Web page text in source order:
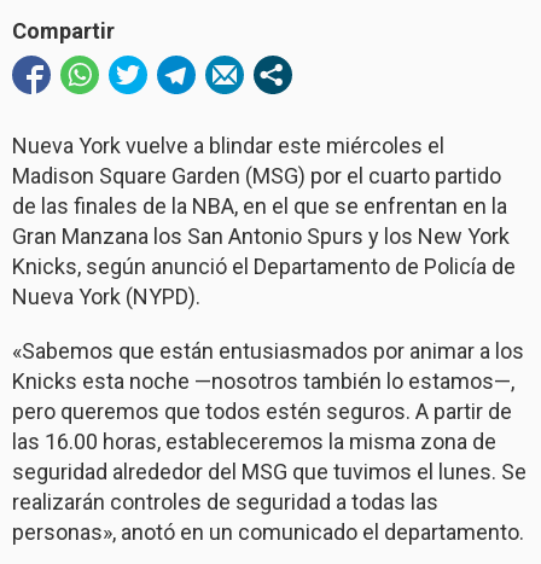
Compartir
Nueva York vuelve a blindar este miércoles el
Madison Square Garden (MSG) por el cuarto partido
de las finales de la NBA, en el que se enfrentan en la
Gran Manzana los San Antonio Spurs y los New York
Knicks, según anunció el Departamento de Policía de
Nueva York (NYPD).
«Sabemos que están entusiasmados por animar a los
Knicks esta noche —nosotros también lo estamos—,
pero queremos que todos estén seguros. A partir de
las 16.00 horas, estableceremos la misma zona de
seguridad alrededor del MSG que tuvimos el lunes. Se
realizarán controles de seguridad a todas las
personas», anotó en un comunicado el departamento.